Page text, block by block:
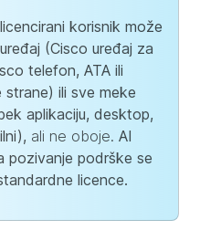
korisnik može
uređaj (Cisco uređaj za
telefon, ATA ili
strane) ili sve meke
aplikaciju, desktop,
ali ne oboje. AI
pozivanje podrške se
licence.